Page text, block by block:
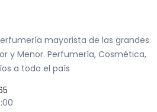
mayorista de las grandes
y Menor. Perfumería, Cosmética,
a todo el país